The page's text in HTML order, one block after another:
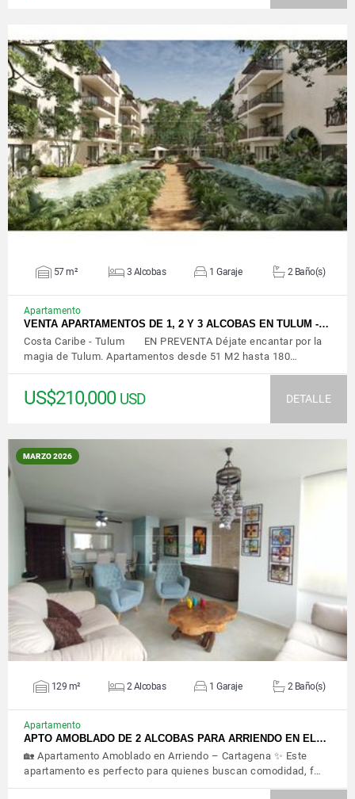
VER DETALLES
57 m² 3 Alcobas 1 Garaje 2 Baño(s)
Apartamento
VENTA APARTAMENTOS DE 1, 2 Y 3 ALCOBAS EN TULUM -…
Costa Caribe - Tulum EN PREVENTA Déjate encantar por la
magia de Tulum. Apartamentos desde 51 M2 hasta 180…
US$210,000 USD DETALLE
MARZO 2026
VER DETALLES
129 m² 2 Alcobas 1 Garaje 2 Baño(s)
Apartamento
APTO AMOBLADO DE 2 ALCOBAS PARA ARRIENDO EN EL…
🏡 Apartamento Amoblado en Arriendo – Cartagena ✨ Este
apartamento es perfecto para quienes buscan comodidad, f…